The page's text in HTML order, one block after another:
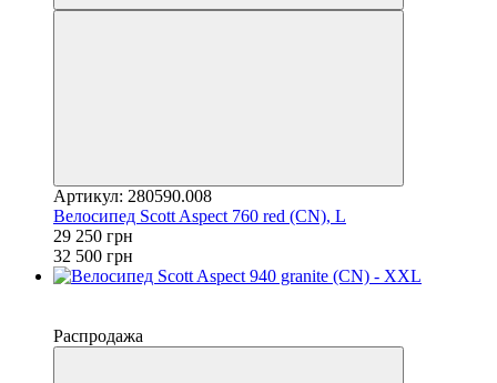
Артикул: 280590.008
Велосипед Scott Aspect 760 red (CN), L
29 250 грн
32 500 грн
Распродажа